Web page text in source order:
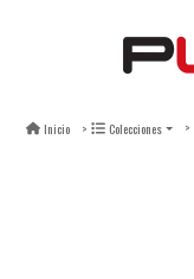
Inicio Colecciones